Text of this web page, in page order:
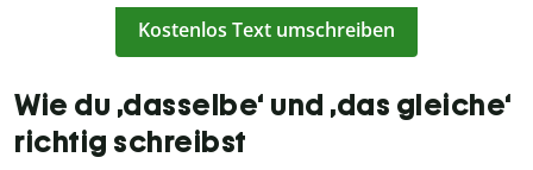
Kostenlos Text umschreiben
Wie du ‚dasselbe‘ und ‚das gleiche‘
richtig schreibst